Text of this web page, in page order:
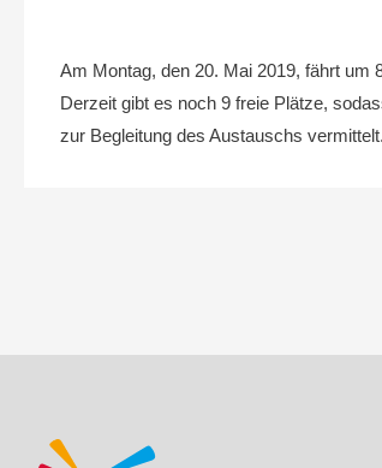
Am Montag, den 20. Mai 2019, fährt um
Derzeit gibt es noch 9 freie Plätze,
zur Begleitung des Austauschs